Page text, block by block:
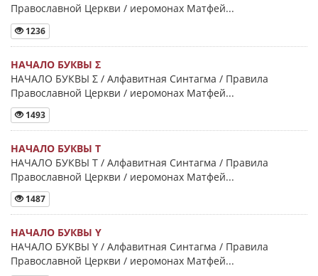
Православной Церкви / иеромонах Матфей...
1236
НАЧАЛО БУКВЫ Σ
НАЧАЛО БУКВЫ Σ / Алфавитная Синтагма / Правила
Православной Церкви / иеромонах Матфей...
1493
НАЧАЛО БУКВЫ Τ
НАЧАЛО БУКВЫ Τ / Алфавитная Синтагма / Правила
Православной Церкви / иеромонах Матфей...
1487
НАЧАЛО БУКВЫ Y
НАЧАЛО БУКВЫ Y / Алфавитная Синтагма / Правила
Православной Церкви / иеромонах Матфей...